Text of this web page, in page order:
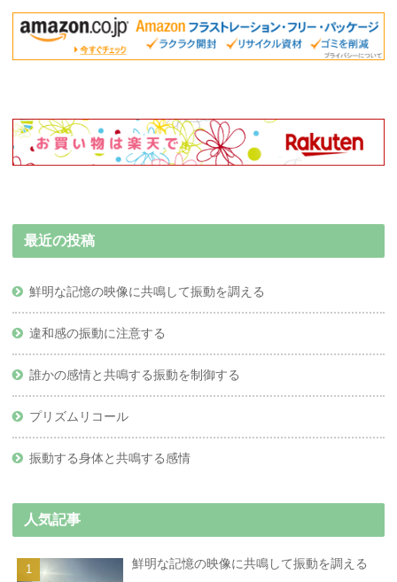
最近の投稿
鮮明な記憶の映像に共鳴して振動を調える
違和感の振動に注意する
誰かの感情と共鳴する振動を制御する
プリズムリコール
振動する身体と共鳴する感情
人気記事
鮮明な記憶の映像に共鳴して振動を調える